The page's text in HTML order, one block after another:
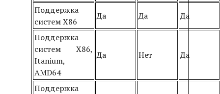
Поддержка
систем Х86
Да Да
Да
Поддержка
систем Х86,
Itanium,
AMD64
Да Нет Да
Поддержка